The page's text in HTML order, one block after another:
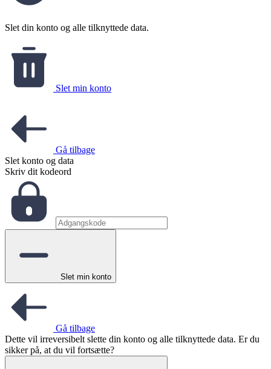
Slet din konto og alle tilknyttede data.
Slet min konto
Gå tilbage
Slet konto og data
Skriv dit kodeord
Slet min konto
Gå tilbage
Dette vil irreversibelt slette din konto og alle tilknyttede data. Er du
sikker på, at du vil fortsætte?